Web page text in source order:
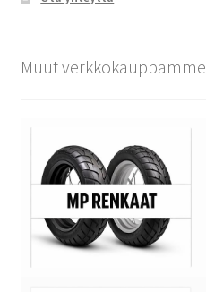
Muut verkkokauppamme